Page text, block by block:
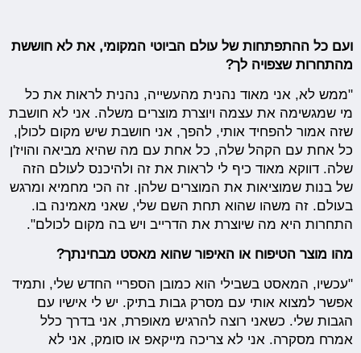
ועם כל ההתפתחות של עולם הביוטי המקומי, את לא חוששת
מהתחרות שצפויה לך?
"ממש לא, אני מאוד נהנית מהעשייה, נהנית לראות את כל
מי שמגשימה את עצמה ויוצרת מוצרים משלה. אני לא חושבת
שזה אמור להפחיד אותי, להפך, אני חושבת שיש מקום לכולן,
כל אחת עם הקהל שלה, כל אחת עם מה שהיא מביאה והויז'ן
שלה. דווקא מאוד כיף לי לראות את זה ולהיכנס לעולם הזה
של בנות שמוציאות את המוצרים שלהן. זה הכי מחמיא ומרגש
בעולם. זה משהו שהוא תחת השם שלי, שאני מאמינה בו.
התחרות היא מה שיוצרת את הדרייב ויש בה מקום לכולם".
מהו מוצר הטיפוח או האיפור שהוא מאסט מבחינתך?
"עכשיו, המאסט בשבילי הוא כמובן הספריי החדש שלי, ותמיד
אפשר למצוא אותי עם מסרק גבות בתיק. יש לי אישיו עם
הגבות שלי. כשאני רוצה להרגיש מאופרת, אני בדרך כלל
אמרח מסקרה. אני לא צריכה מייקאפ או סומק, אני לא